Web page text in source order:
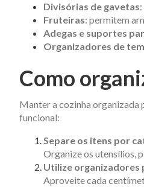
Divisórias de gavetas
Fruteiras: permitem
Adegas e suportes
Organizadores de
Como
Manter a cozinha organizada
funcional:
Separe os itens por
Organize os utensílios,
Utilize organizadores
Aproveite cada